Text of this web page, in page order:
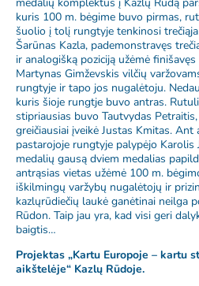
kuris 100 m. bėgime buvo pirmas,
šuolio į tolį rungtyje tenkinosi
Šarūnas Kazla, pademonstravęs
ir analogišką poziciją užėmė
Martynas Gimževskis vilčių
rungtyje ir tapo jos nugalėtoju.
kuris šioje rungtje buvo antras.
stipriausias buvo Tautvydas
greičiausiai įveikė Justas Kmitas.
pastarojoje rungtyje palypėjo Karolis
medalių gausą dviem medalias
antrąsias vietas užėmė 100 m.
iškilmingų varžybų nugalėtojų ir
kazlųrūdiečių laukė ganėtinai neilga
Rūdon. Taip jau yra, kad visi geri
baigtis…
Projektas „Kartu Europoje – kartu
aikštelėje“ Kazlų Rūdoje.